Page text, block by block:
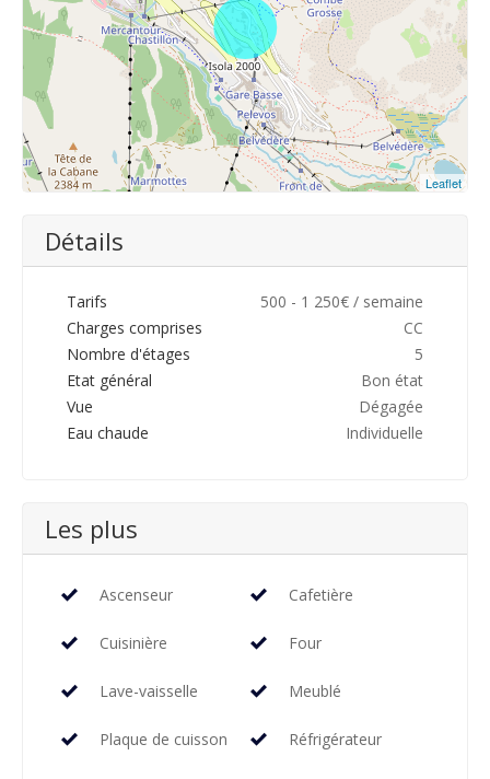
Leaflet
Détails
Tarifs
500 - 1 250€ / semaine
Charges comprises
CC
Nombre d'étages
5
Etat général
Bon état
Vue
Dégagée
Eau chaude
Individuelle
Les plus
Ascenseur Cafetière
Cuisinière Four
Lave-vaisselle Meublé
Plaque de cuisson Réfrigérateur